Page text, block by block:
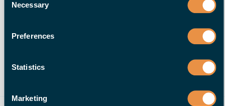
Selection
Necessary
Preferences
Statistics
Marketingontvangen van HALTER CNC Automation GmbH.